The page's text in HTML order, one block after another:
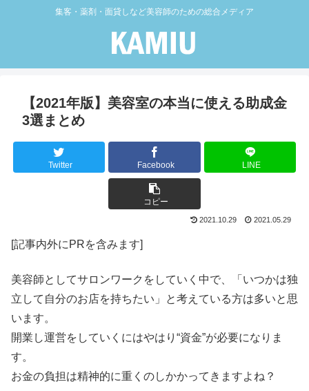
集客・薬剤・面貸しなど美容師のための総合メディア
【2021年版】美容室の本当に使える助成金
3選まとめ
Twitter Facebook LINE
コピー
2021.10.29 2021.05.29
[記事内外にPRを含みます]
美容師としてサロンワークをしていく中で、「いつかは独
立して自分のお店を持ちたい」と考えている方は多いと思
います。
開業し運営をしていくにはやはり“資金”が必要になりま
す。
お金の負担は精神的に重くのしかかってきますよね？